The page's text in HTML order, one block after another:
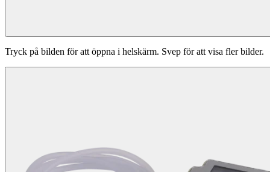
Tryck på bilden för att öppna i helskärm. Svep för att visa fler bilder.